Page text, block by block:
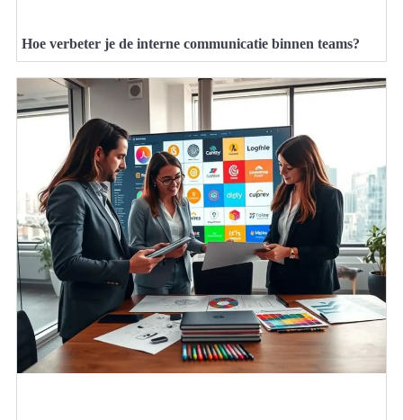
Hoe verbeter je de interne communicatie binnen teams?